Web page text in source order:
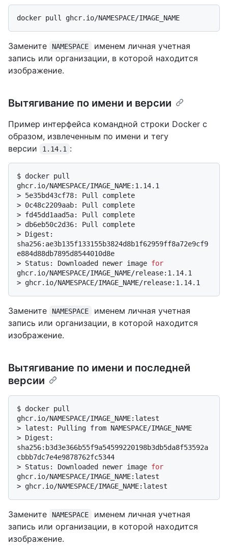
Замените NAMESPACE
именем личная учетная
запись или организации, в которой находится
изображение.
Вытягивание по имени и версии
Пример интерфейса командной строки Docker с
образом, извлеченным по имени и тегу
версии
1.14.1 :
$ docker pull
ghcr.io/NAMESPACE/IMAGE_NAME:1.14.1
> 5e35bd43cf78: Pull complete
> 0c48c2209aab: Pull complete
> fd45dd1aad5a: Pull complete
> db6eb50c2d36: Pull complete
> Digest:
sha256:ae3b135f133155b3824d8b1f62959ff8a72e9cf9
e884d88db7895d8544010d8e
> Status: Downloaded newer image for
ghcr.io/NAMESPACE/IMAGE_NAME/release:1.14.1
> ghcr.io/NAMESPACE/IMAGE_NAME/release:1.14.1
Замените NAMESPACE
именем личная учетная
запись или организации, в которой находится
изображение.
Вытягивание по имени и последней
версии
$ docker pull
ghcr.io/NAMESPACE/IMAGE_NAME:latest
> latest: Pulling from NAMESPACE/IMAGE_NAME
> Digest:
sha256:b3d3e366b55f9a54599220198b3db5da8f53592a
cbbb7dc7e4e9878762fc5344
> Status: Downloaded newer image for
ghcr.io/NAMESPACE/IMAGE_NAME:latest
> ghcr.io/NAMESPACE/IMAGE_NAME:latest
Замените NAMESPACE
именем личная учетная
запись или организации, в которой находится
изображение.